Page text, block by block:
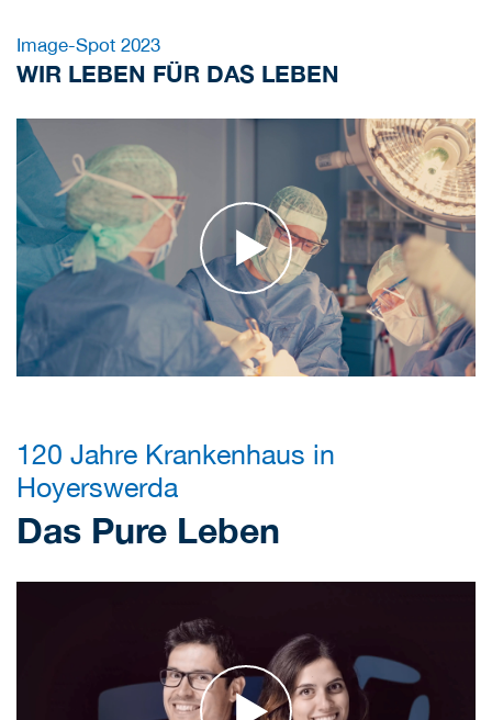
Image-Spot 2023
WIR LEBEN FÜR DAS LEBEN
120 Jahre Krankenhaus in
Hoyerswerda
Das Pure Leben